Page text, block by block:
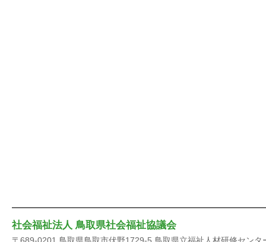
社会福祉法人 鳥取県社会福祉協議会